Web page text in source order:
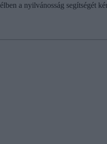
a nyilvánosság segítségét